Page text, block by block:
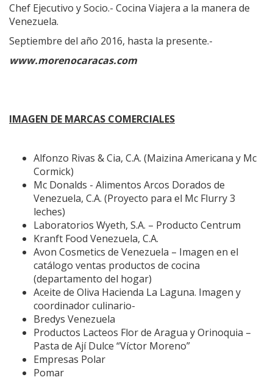
Chef Ejecutivo y Socio.- Cocina Viajera a la manera de
Venezuela.
Septiembre del año 2016, hasta la presente.-
www.morenocaracas.com
IMAGEN DE MARCAS COMERCIALES
Alfonzo Rivas & Cia, C.A. (Maizina Americana y Mc
Cormick)
Mc Donalds - Alimentos Arcos Dorados de
Venezuela, C.A. (Proyecto para el Mc Flurry 3
leches)
Laboratorios Wyeth, S.A. – Producto Centrum
Kranft Food Venezuela, C.A.
Avon Cosmetics de Venezuela – Imagen en el
catálogo ventas productos de cocina
(departamento del hogar)
Aceite de Oliva Hacienda La Laguna. Imagen y
coordinador culinario-
Bredys Venezuela
Productos Lacteos Flor de Aragua y Orinoquia –
Pasta de Ají Dulce “Víctor Moreno”
Empresas Polar
Pomar